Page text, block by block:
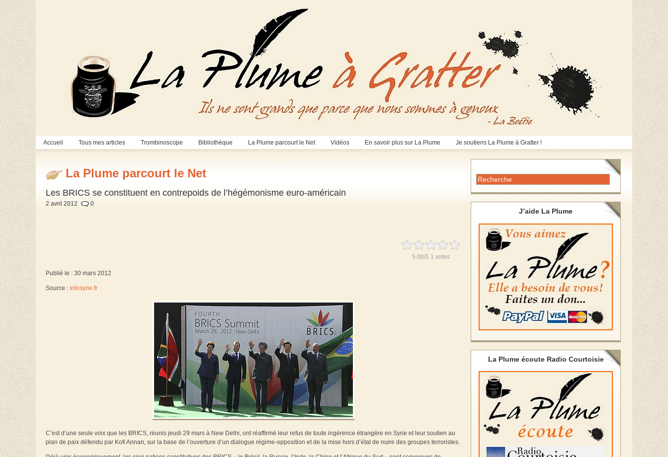
Accueil Tous mes articles Trombinoscope Bibliothèque La Plume parcourt le Net Vidéos En savoir plus sur La Plume Je soutiens La Plume à Gratter !
La Plume parcourt le Net
Les BRICS se constituent en contrepoids de l’hégémonisme euro-américain
2 avril 2012 0
5.00/5 1 votes
Publié le : 30 mars 2012
Source : infosyrie.fr
C’est d’une seule voix que les BRICS, réunis jeudi 29 mars à New Delhi, ont réaffirmé leur refus de toute ingérence étrangère en Syrie et leur soutien au
plan de paix défendu par Kofi Annan, sur la base de l’ouverture d’un dialogue régime-opposition et de la mise hors d’état de nuire des groupes terroristes.
J’aide La Plume
La Plume écoute Radio Courtoisie